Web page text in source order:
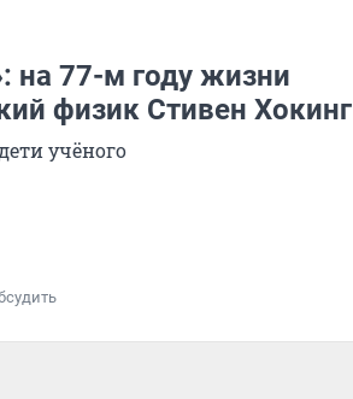
на 77-м году жизни
физик Стивен Хокинг
учёного